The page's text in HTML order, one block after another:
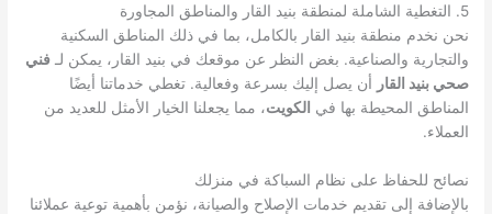
5. التغطية الشاملة لمنطقة بنيد القار والمناطق المجاورة
نحن نخدم منطقة بنيد القار بالكامل، بما في ذلك المناطق السكنية
والتجارية والصناعية. بغض النظر عن موقعك في بنيد القار، يمكن لـفني
صحي بنيد القار أن يصل إليك بسرعة وفعالية. تغطي خدماتنا أيضًا
المناطق المحيطة بها في الكويت، مما يجعلنا الخيار الأمثل للعديد من
العملاء.
نصائح للحفاظ على نظام السباكة في منزلك
بالإضافة إلى تقديم خدمات الإصلاح والصيانة، نؤمن بأهمية توعية عملائنا